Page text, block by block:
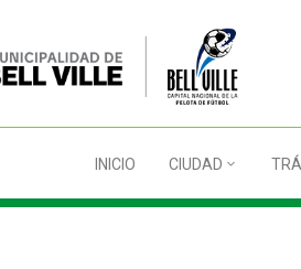
INICIO CIUDAD